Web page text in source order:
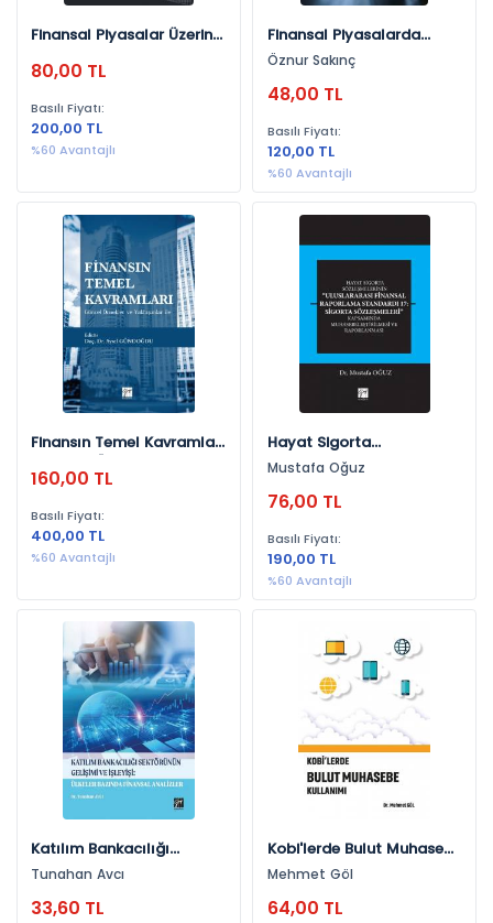
Finansal Piyasalar Üzerine
80,00 TL
Basılı Fiyatı:
200,00 TL
%60 Avantajlı
Finansal Piyasalarda
Yatırımcının Korunması
Öznur Sakınç
48,00 TL
Basılı Fiyatı:
120,00 TL
%60 Avantajlı
Finansın Temel Kavramları
-Güncel Örnekler Ve
Yaklaşımlar İle
160,00 TL
Basılı Fiyatı:
400,00 TL
%60 Avantajlı
Hayat Sigorta
Sözleşmelerinin
Uluslararası Finansal
Raporlama Standardı
Mustafa Oğuz
76,00 TL
Basılı Fiyatı:
190,00 TL
%60 Avantajlı
Katılım Bankacılığı
Sektörünün Gelişimi Ve
Finansal Analizler
Tunahan Avcı
33,60 TL
Kobi'lerde Bulut Muhasebe
Kullanımı
Mehmet Göl
64,00 TL